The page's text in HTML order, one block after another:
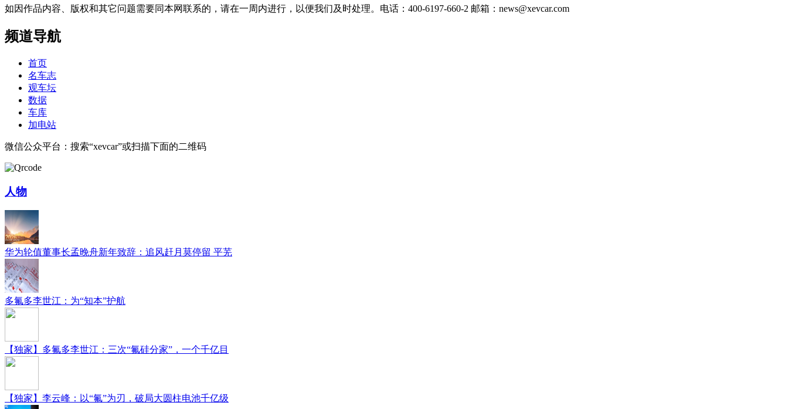
如因作品内容、版权和其它问题需要同本网联系的，请在一周内进行，以便我们及时处理。电话：400-6197-660-2 邮箱：news@xevcar.com
频道导航
首页
名车志
观车坛
数据
车库
加电站
微信公众平台：搜索“xevcar”或扫描下面的二维码
人物
华为轮值董事长孟晚舟新年致辞：追风赶月莫停留 平芜
多氟多李世江：为“知本”护航
【独家】多氟多李世江：三次“氟硅分家”，一个千亿目
【独家】李云峰：以“氟”为刃，破局大圆柱电池千亿级